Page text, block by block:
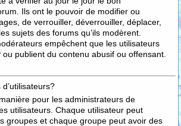
Ils ont le pouvoir de modifier ou
de verrouiller, déverrouiller, déplacer,
sujets des forums qu’ils modèrent.
empêchent que les utilisateurs
ou publient du contenu abusif ou offensant.
pour les administrateurs de
utilisateurs. Chaque utilisateur peut
groupes et chaque groupe peut avoir des